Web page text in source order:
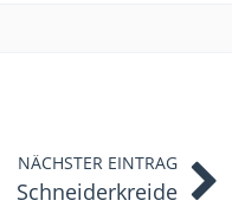
NÄCHSTER EINTRAG
Schneiderkreide